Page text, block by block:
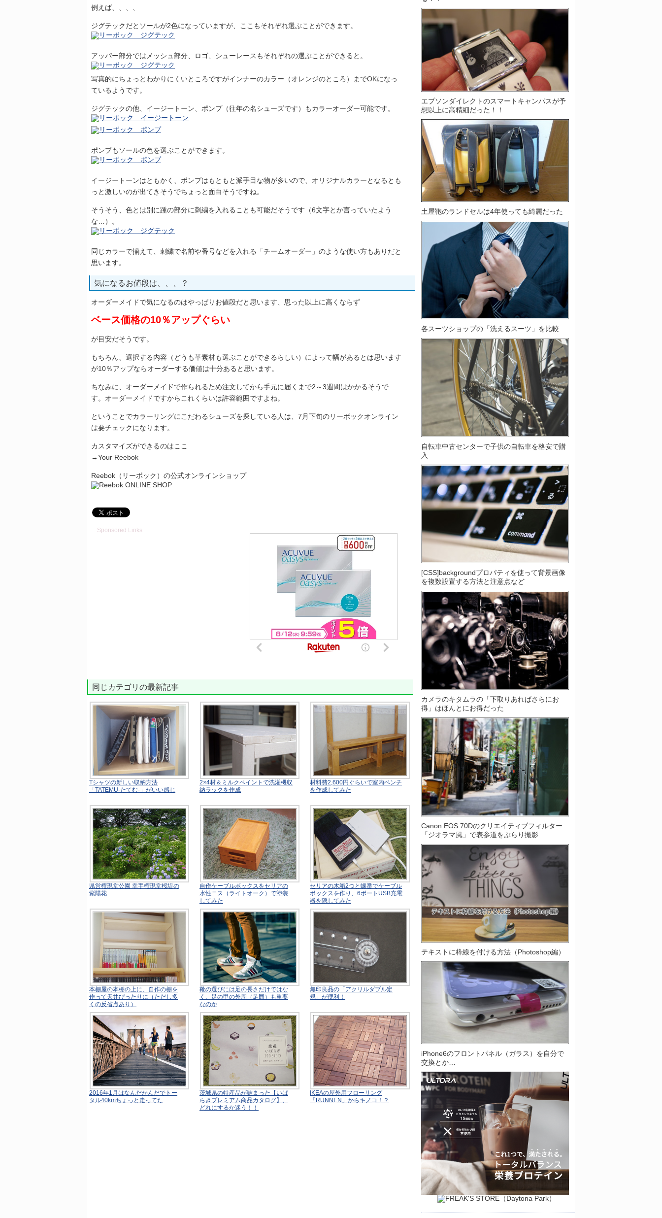
例えば、、、、
ジグテックだとソールが2色になっていますが、ここもそれぞれ選ぶことができます。
アッパー部分ではメッシュ部分、ロゴ、シューレースもそれぞれの選ぶことができると。
写真的にちょっとわかりにくいところですがインナーのカラー（オレンジのところ）までOKになっ
ているようです。
ジグテックの他、イージートーン、ポンプ（往年の名シューズです）もカラーオーダー可能です。
ポンプもソールの色を選ぶことができます。
イージートーンはともかく、ポンプはもともと派手目な物が多いので、オリジナルカラーとなるとも
っと激しいのが出てきそうでちょっと面白そうですね。
そうそう、色とは別に踵の部分に刺繍を入れることも可能だそうです（6文字とか言っていたよう
な…）。
同じカラーで揃えて、刺繍で名前や番号などを入れる「チームオーダー」のような使い方もありだと
思います。
気になるお値段は、、、？
オーダーメイドで気になるのはやっぱりお値段だと思います、思った以上に高くならず
ベース価格の10％アップぐらい
が目安だそうです。
もちろん、選択する内容（どうも革素材も選ぶことができるらしい）によって幅があるとは思います
が10％アップならオーダーする価値は十分あると思います。
ちなみに、オーダーメイドで作られるため注文してから手元に届くまで2～3週間はかかるそうで
す。オーダーメイドですからこれくらいは許容範囲ですよね。
ということでカラーリングにこだわるシューズを探している人は、7月下旬のリーボックオンライン
は要チェックになります。
カスタマイズができるのはここ
→Your Reebok
Reebok（リーボック）の公式オンラインショップ
Sponsored Links
同じカテゴリの最新記事
Tシャツの新しい収納方法
「TATEMU-たてむ-」がいい感じ
2×4材＆ミルクペイントで洗濯機収
納ラックを作成
材料費2,600円ぐらいで室内ベンチ
を作成してみた
県営権現堂公園 幸手権現堂桜堤の
紫陽花
自作ケーブルボックスをセリアの
水性ニス（ライトオーク）で塗装
してみた
セリアの木箱2つと蝶番でケーブル
ボックスを作り、6ポートUSB充電
器を隠してみた
本棚屋の本棚の上に、自作の棚を
作って天井ぴったりに（ただし多
くの反省点あり）
靴の選びには足の長さだけではな
く、足の甲の外周（足囲）も重要
なのか
無印良品の「アクリルダブル定
規」が便利！
2016年1月はなんだかんだでトー
タル40kmちょっと走ってた
茨城県の特産品が詰まった【いば
らきプレミアム商品カタログ】、
どれにするか迷う！！
IKEAの屋外用フローリング
「RUNNEN」からキノコ！？
エプソンダイレクトのスマートキャンパスが予
想以上に高精細だった！！
土屋鞄のランドセルは4年使っても綺麗だった
各スーツショップの「洗えるスーツ」を比較
自転車中古センターで子供の自転車を格安で購
入
[CSS]backgroundプロパティを使って背景画像
を複数設置する方法と注意点など
カメラのキタムラの「下取りあればさらにお
得」はほんとにお得だった
Canon EOS 70Dのクリエイティブフィルター
「ジオラマ風」で表参道をぶらり撮影
テキストに枠線を付ける方法（Photoshop編）
iPhone6のフロントパネル（ガラス）を自分で
交換とか…